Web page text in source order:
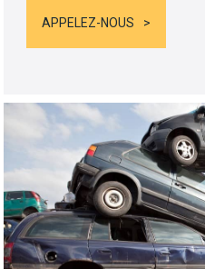
APPELEZ-NOUS